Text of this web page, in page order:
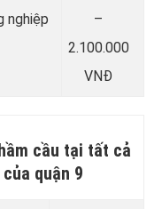
nghiệp
–
2.100.000
VNĐ
cầu tại tất cả
quận 9